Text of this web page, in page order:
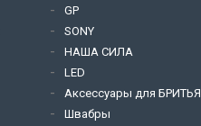
GP
SONY
НАША СИЛА
LED
Аксессуары для БРИТЬЯ
Швабры